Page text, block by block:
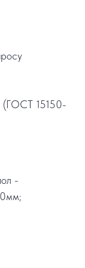
15150-
-